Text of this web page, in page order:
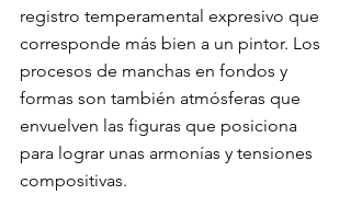
registro temperamental expresivo que
corresponde más bien a un pintor. Los
procesos de manchas en fondos y
formas son también atmósferas que
envuelven las figuras que posiciona
para lograr unas armonías y tensiones
compositivas.